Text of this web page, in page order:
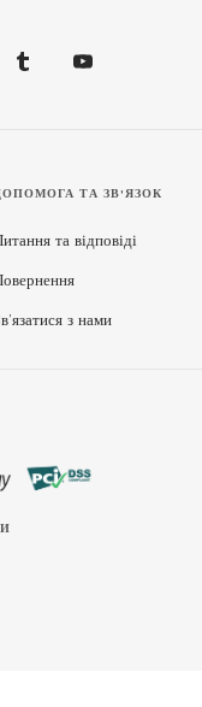
ТА ЗВ'ЯЗОК
та відповіді
з нами